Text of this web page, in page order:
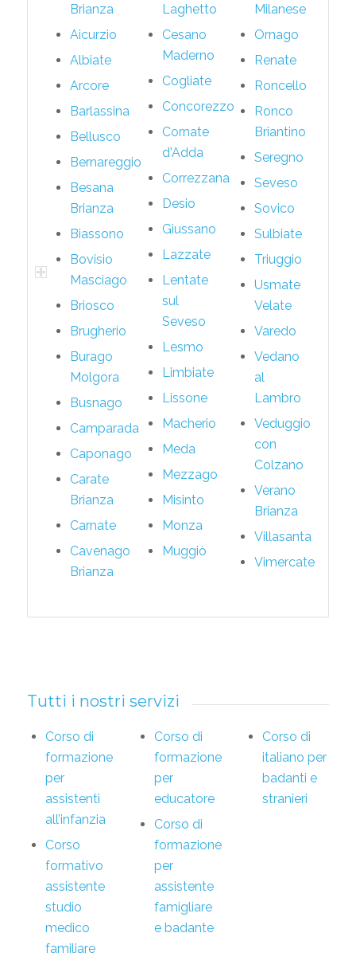
Brianza
Aicurzio
Albiate
Arcore
Barlassina
Bellusco
Bernareggio
Besana
Brianza
Biassono
Bovisio
Masciago
Briosco
Brugherio
Burago
Molgora
Busnago
Camparada
Caponago
Carate
Brianza
Carnate
Cavenago
Brianza
Laghetto
Cesano
Maderno
Cogliate
Concorezzo
Cornate
d'Adda
Correzzana
Desio
Giussano
Lazzate
Lentate
sul
Seveso
Lesmo
Limbiate
Lissone
Macherio
Meda
Mezzago
Misinto
Monza
Muggiò
Milanese
Ornago
Renate
Roncello
Ronco
Briantino
Seregno
Seveso
Sovico
Sulbiate
Triuggio
Usmate
Velate
Varedo
Vedano
al
Lambro
Veduggio
con
Colzano
Verano
Brianza
Villasanta
Vimercate
Tutti i nostri servizi
Corso di
formazione
per
assistenti
all’infanzia
Corso
formativo
assistente
studio
medico
familiare
Corso di
formazione
per
educatore
Corso di
formazione
per
assistente
famigliare
e badante
Corso di
italiano per
badanti e
stranieri